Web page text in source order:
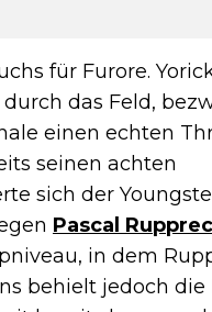
für Furore.
das Feld,
einen echten
seinen achten
sich der
Pascal
in dem
behielt jedoch die